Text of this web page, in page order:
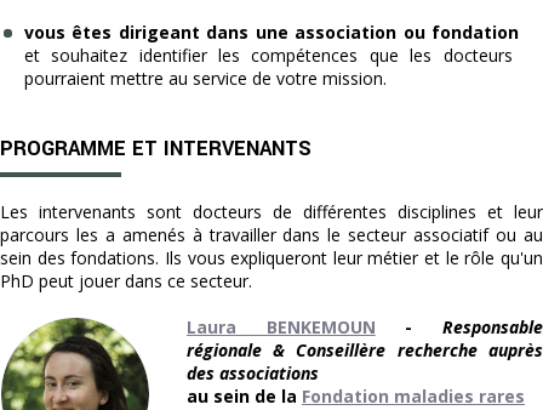
vous êtes dirigeant dans une association ou fondation
et souhaitez identifier les compétences que les docteurs
pourraient mettre au service de votre mission.
PROGRAMME ET INTERVENANTS
Les intervenants sont docteurs de différentes disciplines et leur
parcours les a amenés à travailler dans le secteur associatif ou au
sein des fondations. Ils vous expliqueront leur métier et le rôle qu'un
PhD peut jouer dans ce secteur.
Laura BENKEMOUN -Responsable
régionale & Conseillère recherche auprès
des associations
au sein de la Fondation maladies rares